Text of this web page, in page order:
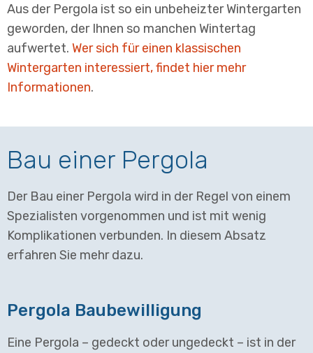
Aus der Pergola ist so ein unbeheizter Wintergarten
geworden, der Ihnen so manchen Wintertag
aufwertet. Wer sich für einen klassischen
Wintergarten interessiert, findet hier mehr
Informationen.
Bau einer Pergola
Der Bau einer Pergola wird in der Regel von einem
Spezialisten vorgenommen und ist mit wenig
Komplikationen verbunden. In diesem Absatz
erfahren Sie mehr dazu.
Pergola Baubewilligung
Eine Pergola – gedeckt oder ungedeckt – ist in der